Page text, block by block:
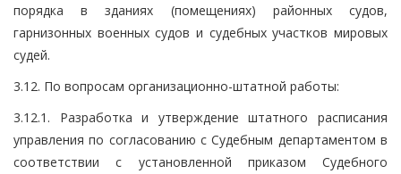
порядка в зданиях (помещениях) районных судов,
гарнизонных военных судов и судебных участков мировых
судей.
3.12. По вопросам организационно-штатной работы:
3.12.1. Разработка и утверждение штатного расписания
управления по согласованию с Судебным департаментом в
соответствии с установленной приказом Судебного